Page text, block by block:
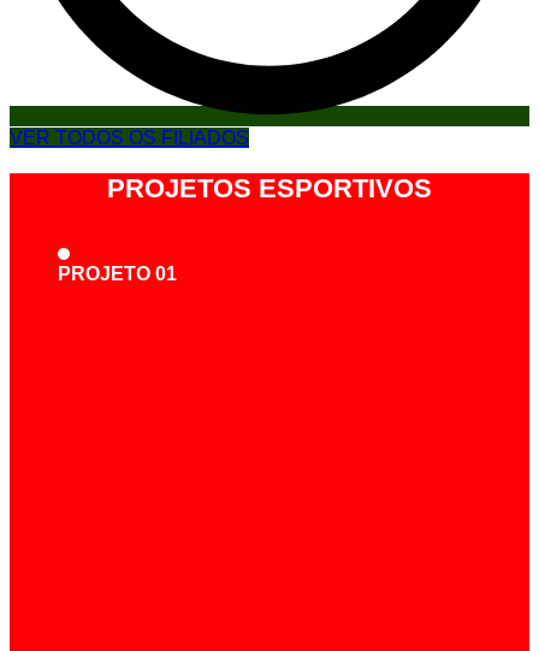
VER TODOS OS FILIADOS
PROJETOS ESPORTIVOS
PROJETO 01